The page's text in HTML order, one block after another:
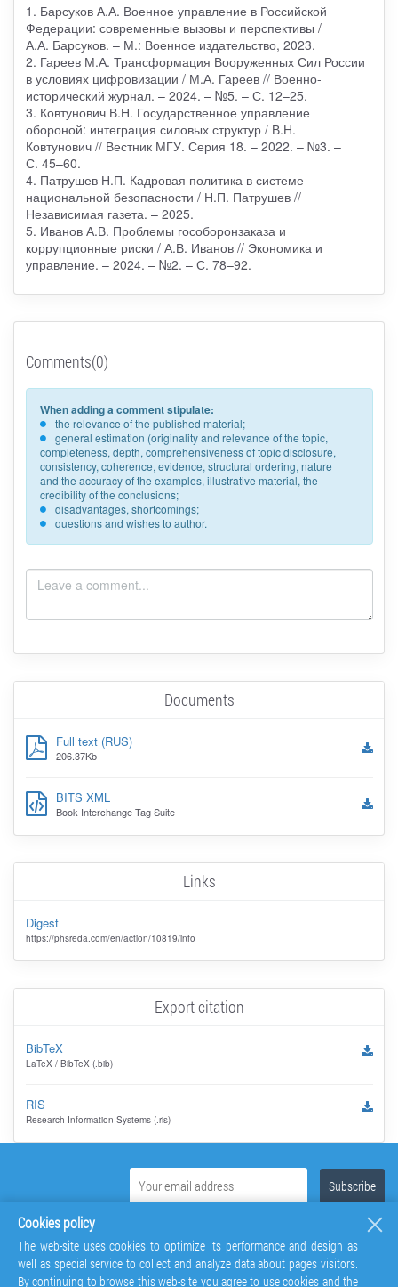
1. Барсуков А.А. Военное управление в Российской
Федерации: современные вызовы и перспективы /
А.А. Барсуков. – М.: Военное издательство, 2023.
2. Гареев М.А. Трансформация Вооруженных Сил России
в условиях цифровизации / М.А. Гареев // Военно-
исторический журнал. – 2024. – №5. – С. 12–25.
3. Ковтунович В.Н. Государственное управление
обороной: интеграция силовых структур / В.Н.
Ковтунович // Вестник МГУ. Серия 18. – 2022. – №3. –
С. 45–60.
4. Патрушев Н.П. Кадровая политика в системе
национальной безопасности / Н.П. Патрушев //
Независимая газета. – 2025.
5. Иванов А.В. Проблемы гособоронзаказа и
коррупционные риски / А.В. Иванов // Экономика и
управление. – 2024. – №2. – С. 78–92.
Comments(0)
When adding a comment stipulate:
the relevance of the published material;
general estimation (originality and relevance of the topic,
completeness, depth, comprehensiveness of topic disclosure,
consistency, coherence, evidence, structural ordering, nature
and the accuracy of the examples, illustrative material, the
credibility of the conclusions;
disadvantages, shortcomings;
questions and wishes to author.
Documents
Full text (RUS)
206.37Kb
BITS XML
Book Interchange Tag Suite
Links
Digest
https://phsreda.com/en/action/10819/info
Export citation
BibTeX
LaTeX / BibTeX (.bib)
RIS
Research Information Systems (.ris)
Cookies policy
The web-site uses cookies to optimize its performance and design as
well as special service to collect and analyze data about pages visitors.
By continuing to browse this web-site you agree to use cookies and the